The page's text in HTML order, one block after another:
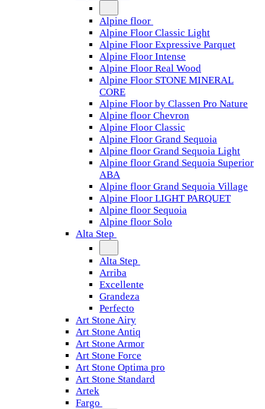
Alpine floor
Alpine Floor Classic Light
Alpine Floor Expressive Parquet
Alpine Floor Intense
Alpine Floor Real Wood
Alpine Floor STONE MINERAL
CORE
Alpine Floor by Classen Pro Nature
Alpine floor Chevron
Alpine Floor Classic
Alpine Floor Grand Sequoia
Alpine floor Grand Sequoia Light
Alpine floor Grand Sequoia Superior
ABA
Alpine floor Grand Sequoia Village
Alpine Floor LIGHT PARQUET
Alpine floor Sequoia
Alpine floor Solo
Alta Step
Alta Step
Arriba
Excellente
Grandeza
Perfecto
Art Stone Airy
Art Stone Antiq
Art Stone Armor
Art Stone Force
Art Stone Optima pro
Art Stone Standard
Artek
Fargo